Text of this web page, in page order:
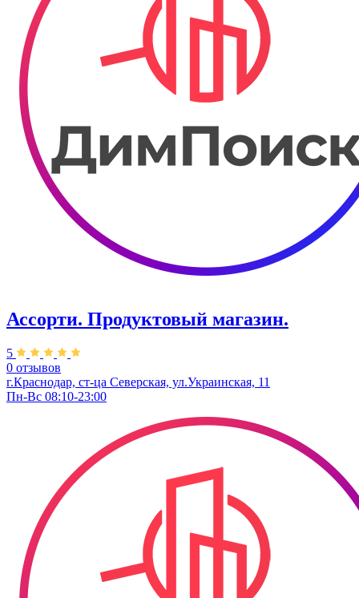
Ассорти. Продуктовый магазин.
5
0 отзывов
г.Краснодар, ст-ца Северская, ул.Украинская, 11
Пн-Вс 08:10-23:00